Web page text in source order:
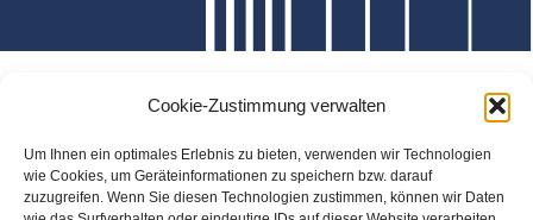
Cookie-Zustimmung verwalten
Um Ihnen ein optimales Erlebnis zu bieten, verwenden wir Technologien
wie Cookies, um Geräteinformationen zu speichern bzw. darauf
zuzugreifen. Wenn Sie diesen Technologien zustimmen, können wir Daten